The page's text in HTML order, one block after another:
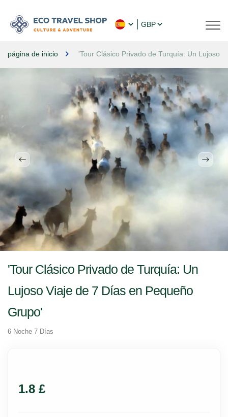
GBP
página de inicio 'Tour Clásico Privado de Turquía: Un Lujoso
'Tour Clásico Privado de Turquía: Un
Lujoso Viaje de 7 Días en Pequeño
Grupo'
6 Noche 7 Días
1.8 £